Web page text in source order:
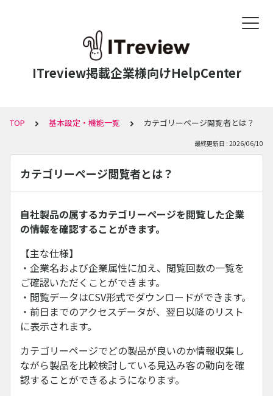
ITreview掲載企業様向けHelpCenter
TOP 基本設定・機能一覧 カテゴリーページ閲覧者とは？
最終更新日 : 2026/06/10
カテゴリーページ閲覧者とは？
自社製品の属するカテゴリーページを閲覧した企業
の情報を確認することがきます。
【主な仕様】
・企業名および企業属性に加え、閲覧回数の一覧を
ご確認いただくことができます。
・閲覧データはCSV形式でダウンロードができます。
・前日までのアクセスデータが、翌日以降のリスト
に表示されます。
カテゴリーページでどの製品が良いのか情報収集し
ながら製品を比較検討している見込み客の動向を確
認することができるようになります。